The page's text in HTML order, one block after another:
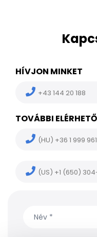
HÍVJON MINKET
+43 144 20 188
TOVÁBBI
(HU) +36 1 999
(US) +1 (650)